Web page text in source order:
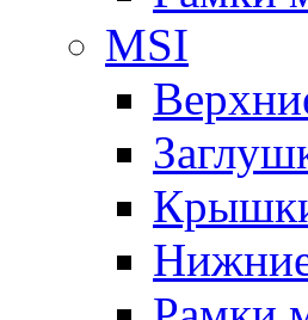
MSI